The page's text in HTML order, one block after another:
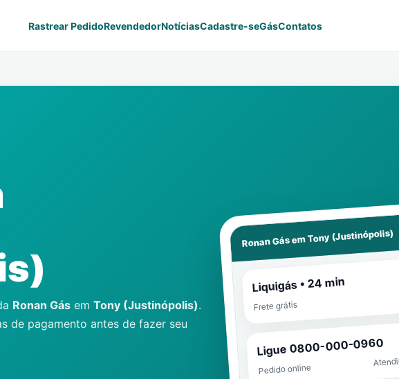
Rastrear PedidoRevendedorNotíciasCadastre-seGásContatos
Ronan Gás em Tony (Justinópolis).
de pagamento antes de fazer seu
Ronan Gás emTony (Justinópolis)
Liquigás • 24 min
Frete grátis
Ligue 0800-000-0960
Pedido online